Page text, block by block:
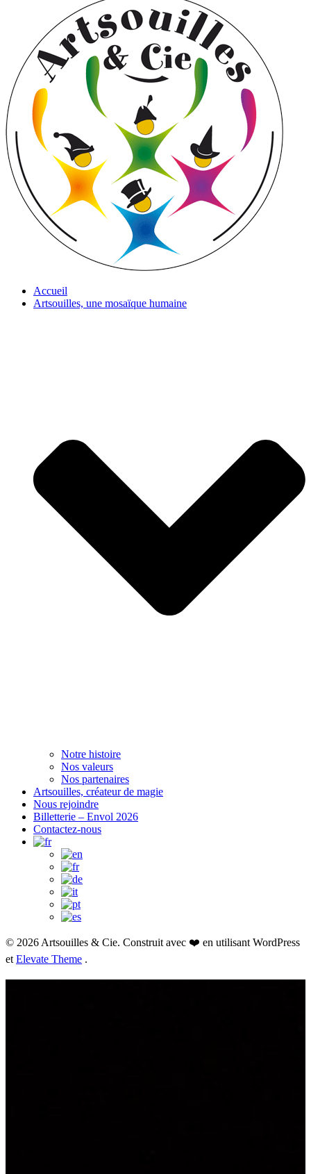
Accueil
Artsouilles, une mosaïque humaine
Notre histoire
Nos valeurs
Nos partenaires
Artsouilles, créateur de magie
Nous rejoindre
Billetterie – Envol 2026
Contactez-nous
© 2026 Artsouilles & Cie. Construit avec ❤️ en utilisant WordPress
et Elevate Theme .